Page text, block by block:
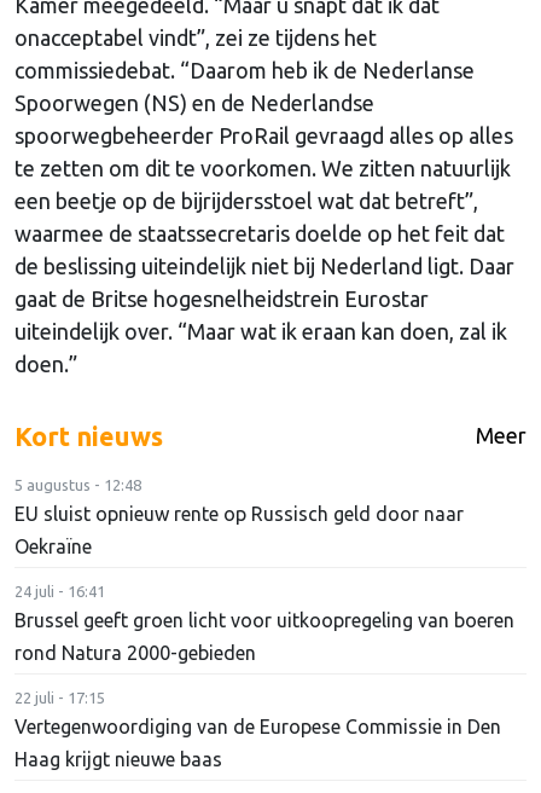
onacceptabel vindt”, zei ze tijdens het
commissiedebat. “Daarom heb ik de Nederlanse
Spoorwegen (NS) en de Nederlandse
spoorwegbeheerder ProRail gevraagd alles op alles
te zetten om dit te voorkomen. We zitten natuurlijk
een beetje op de bijrijdersstoel wat dat betreft”,
waarmee de staatssecretaris doelde op het feit dat
de beslissing uiteindelijk niet bij Nederland ligt. Daar
gaat de Britse hogesnelheidstrein Eurostar
uiteindelijk over. “Maar wat ik eraan kan doen, zal ik
doen.”
Kort nieuws Meer
5 augustus - 12:48
EU sluist opnieuw rente op Russisch geld door naar
Oekraïne
24 juli - 16:41
Brussel geeft groen licht voor uitkoopregeling van boeren
rond Natura 2000-gebieden
22 juli - 17:15
Vertegenwoordiging van de Europese Commissie in Den
Haag krijgt nieuwe baas